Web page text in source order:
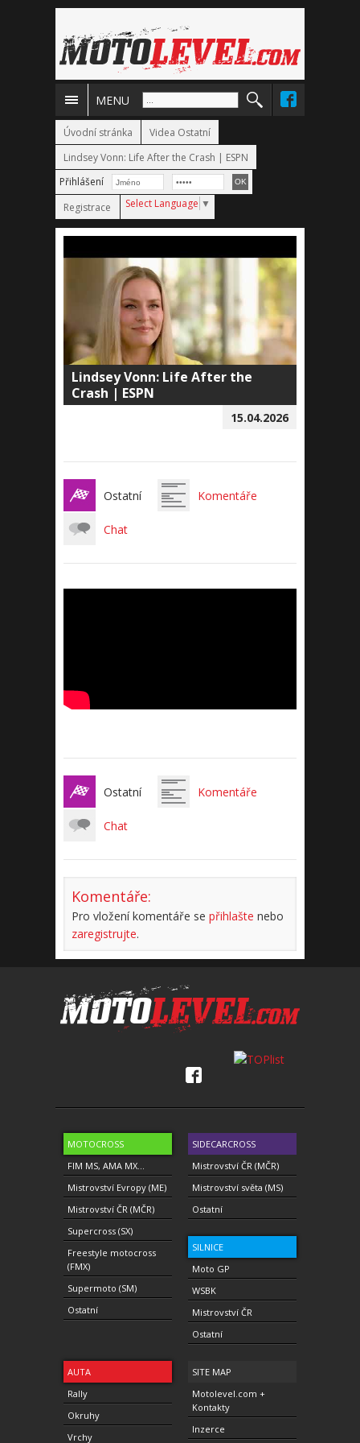
MENU
Úvodní stránka
Videa Ostatní
Lindsey Vonn: Life After the Crash | ESPN
Přihlášení
Registrace
Select Language ▼
Lindsey Vonn: Life After the
Crash | ESPN
15.04.2026
Ostatní Komentáře
Chat
Ostatní Komentáře
Chat
Komentáře:
Pro vložení komentáře se přihlašte nebo
zaregistrujte.
MOTOCROSS
FIM MS, AMA MX...
Mistrovství Evropy (ME)
Mistrovství ČR (MČR)
Supercross (SX)
Freestyle motocross
(FMX)
Supermoto (SM)
Ostatní
SIDECARCROSS
Mistrovství ČR (MČR)
Mistrovství světa (MS)
Ostatní
SILNICE
Moto GP
WSBK
Mistrovství ČR
Ostatní
AUTA
Rally
Okruhy
Vrchy
SITE MAP
Motolevel.com +
Kontakty
Inzerce